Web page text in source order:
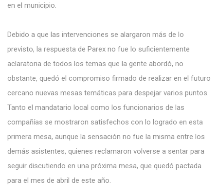
en el municipio.
Debido a que las intervenciones se alargaron más de lo
previsto, la respuesta de Parex no fue lo suficientemente
aclaratoria de todos los temas que la gente abordó, no
obstante, quedó el compromiso firmado de realizar en el futuro
cercano nuevas mesas temáticas para despejar varios puntos.
Tanto el mandatario local como los funcionarios de las
compañías se mostraron satisfechos con lo logrado en esta
primera mesa, aunque la sensación no fue la misma entre los
demás asistentes, quienes reclamaron volverse a sentar para
seguir discutiendo en una próxima mesa, que quedó pactada
para el mes de abril de este año.